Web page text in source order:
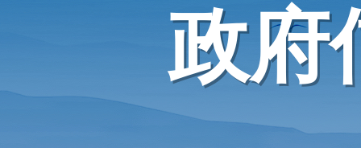
政府